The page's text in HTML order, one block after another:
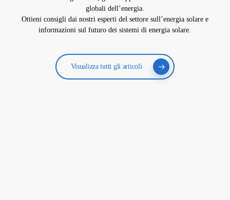
globali dell’energia.
Ottieni consigli dai nostri esperti del settore sull’energia solare e
informazioni sul futuro dei sistemi di energia solare.
Visualizza tutti gli articoli